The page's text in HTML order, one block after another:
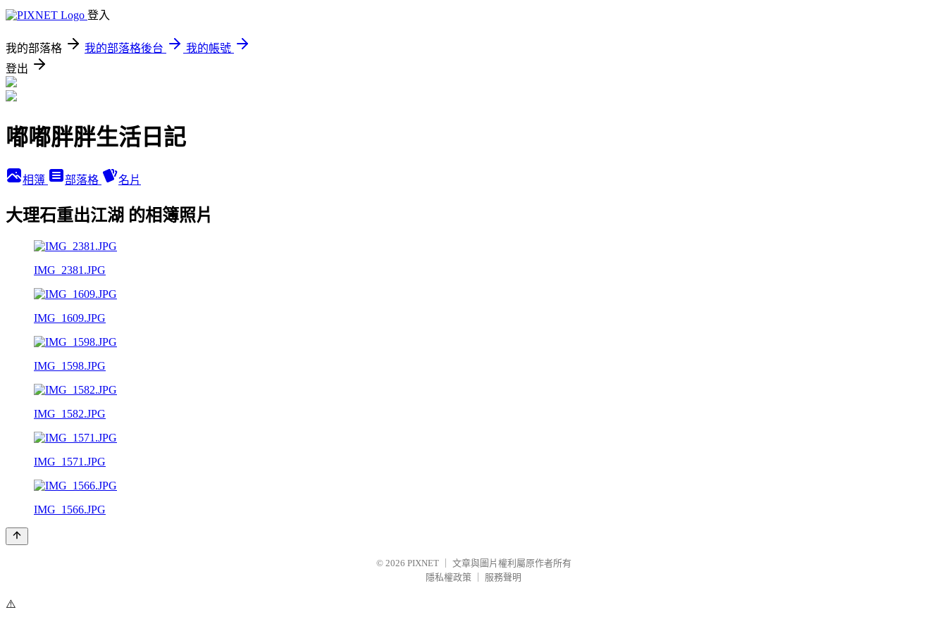
登入
我的部落格 我的部落格後台
我的帳號
登出
嘟嘟胖胖生活日記
相簿 部落格 名片
大理石重出江湖 的相簿照片
IMG_2381.JPG
IMG_1609.JPG
IMG_1598.JPG
IMG_1582.JPG
IMG_1571.JPG
IMG_1566.JPG
© 2026 PIXNET
文章與圖片權利屬原作者所有
隱私權政策
服務聲明
⚠️